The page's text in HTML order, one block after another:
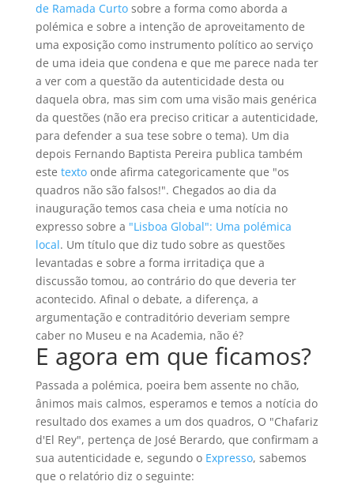
de Ramada Curtosobre a forma como aborda a
polémica e sobre a intenção de aproveitamento de
uma exposição como instrumento político ao serviço
de uma ideia que condena e que me parece nada ter
a ver com a questão da autenticidade desta ou
daquela obra, mas sim com uma visão mais genérica
da questões (não era preciso criticar a autenticidade,
para defender a sua tese sobre o tema). Um dia
depois Fernando Baptista Pereira publica também
este textoonde afirma categoricamente que "os
quadros não são falsos!". Chegados ao dia da
inauguração temos casa cheia e uma notícia no
expresso sobre a "Lisboa Global": Uma polémica
local. Um título que diz tudo sobre as questões
levantadas e sobre a forma irritadiça que a
discussão tomou, ao contrário do que deveria ter
acontecido. Afinal o debate, a diferença, a
argumentação e contraditório deveriam sempre
caber no Museu e na Academia, não é?
E agora em que ficamos?
Passada a polémica, poeira bem assente no chão,
ânimos mais calmos, esperamos e temos a notícia do
resultado dos exames a um dos quadros, O "Chafariz
d'El Rey", pertença de José Berardo, que confirmam a
sua autenticidade e, segundo o Expresso, sabemos
que o relatório diz o seguinte: